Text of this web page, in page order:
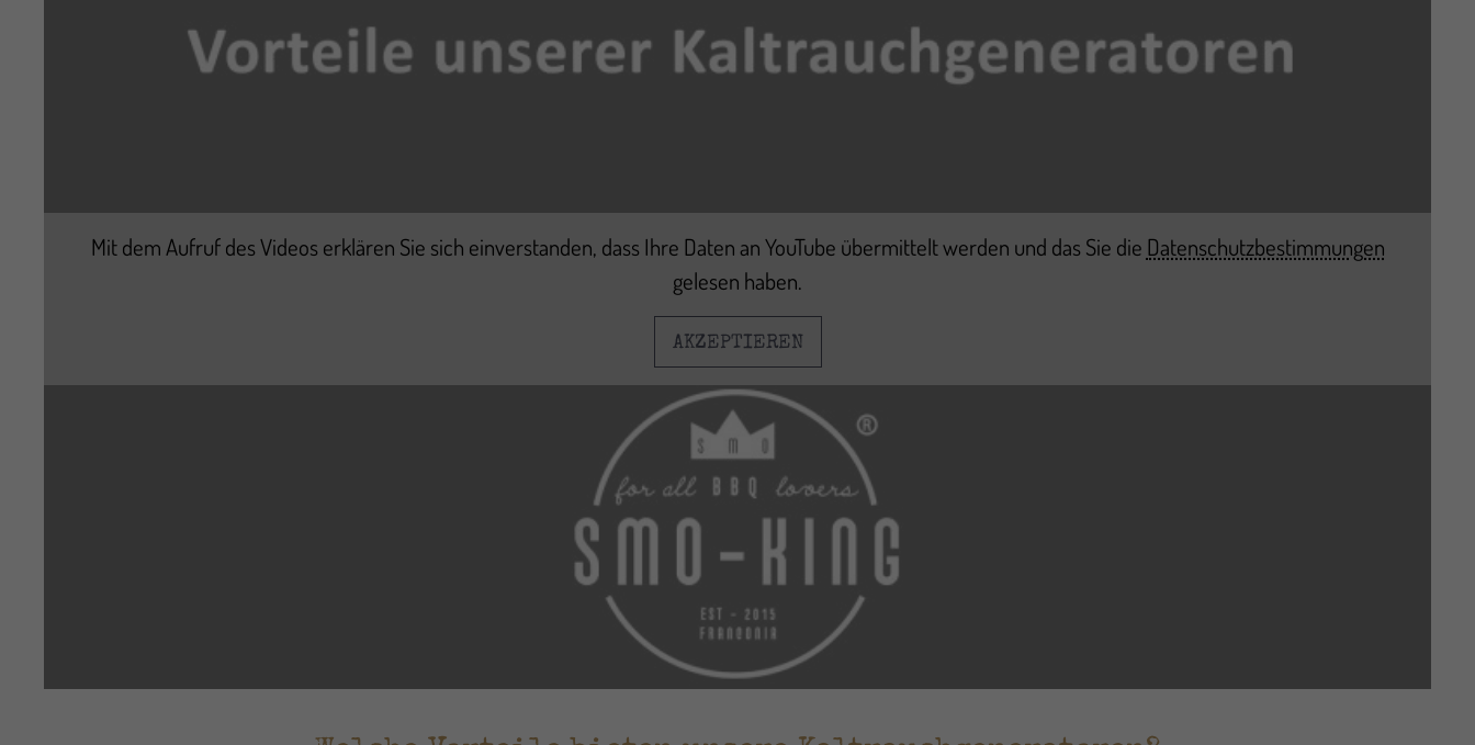
Mit dem Aufruf des Videos erklären Sie sich einverstanden, dass Ihre Daten an YouTube übermittelt werden und das Sie die Datenschutzbestimmungen
gelesen haben.
AKZEPTIEREN